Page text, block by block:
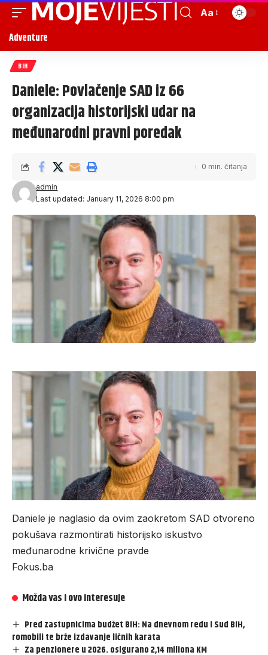
Aa
Adventure
BIH
Daniele: Povlačenje SAD iz 66
organizacija historijski udar na
međunarodni pravni poredak
Last updated: January 11, 2026 8:00 pm
admin
0 min. čitanja
Daniele je naglasio da ovim zaokretom SAD otvoreno
pokušava razmontirati historijsko iskustvo
međunarodne krivične pravde
Fokus.ba
Možda vas i ovo interesuje
Pred zastupnicima budžet BiH: Na dnevnom redu i Sud BiH,
romobili te brže izdavanje ličnih karata
Za penzionere u 2026. osigurano 2,14 miliona KM